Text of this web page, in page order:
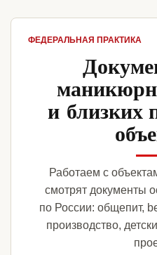
ФЕДЕРАЛЬНАЯ ПРАКТИКА
и близких
Работаем с
смотрят документы
по России: общепит,
производство,